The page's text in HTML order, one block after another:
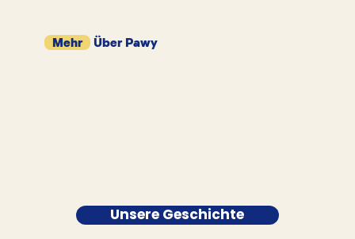
Mehr Über Pawy
Unsere Geschichte